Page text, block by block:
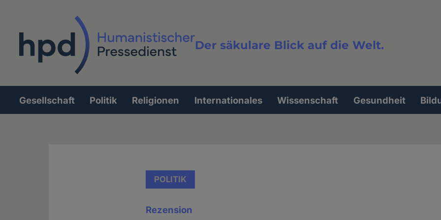
Der säkulare Blick auf die Welt.
Volltextsuche
Hauptnavigation
Gesellschaft Politik Religionen Internationales Wissenschaft Gesundheit
POLITIK
Rezension